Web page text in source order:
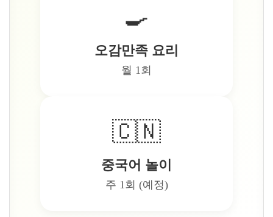
🍳
오감만족 요리
월 1회
🇨🇳
중국어 놀이
주 1회 (예정)